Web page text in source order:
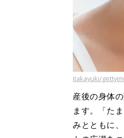
itakayuki/
産後の身体
ます。「た
みとともに